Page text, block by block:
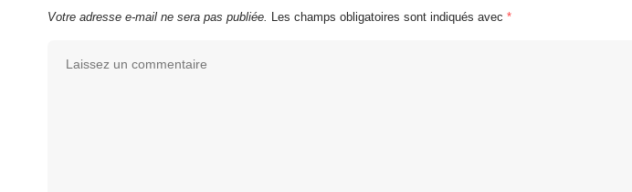
Votre adresse e-mail ne sera pas publiée. Les champs obligatoires sont indiqués avec *